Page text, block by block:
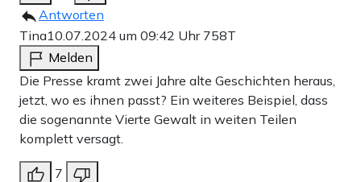
Antworten
Tina10.07.2024 um 09:42 Uhr 758T
Melden
Die Presse kramt zwei Jahre alte Geschichten heraus,
jetzt, wo es ihnen passt? Ein weiteres Beispiel, dass
die sogenannte Vierte Gewalt in weiten Teilen
komplett versagt.
7